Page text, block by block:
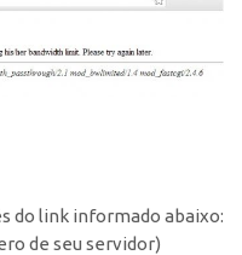
do link informado abaixo:
de seu servidor)